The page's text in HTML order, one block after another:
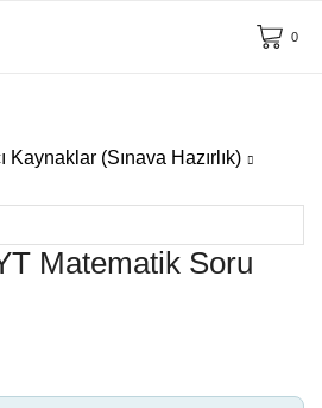
0
Kaynaklar (Sınava Hazırlık)
Matematik Soru